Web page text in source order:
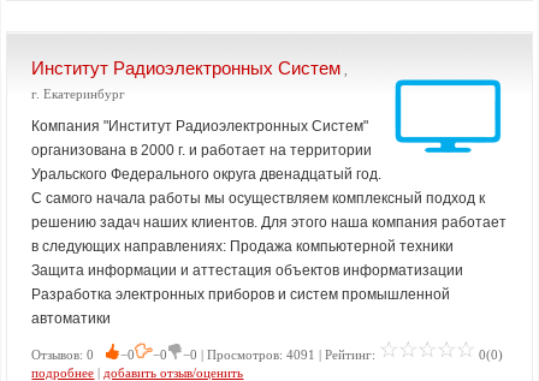
Институт Радиоэлектронных Систем
г. Екатеринбург
Компания "Институт Радиоэлектронных Систем"
организована в 2000 г. и работает на территории
Уральского Федерального округа двенадцатый год.
С самого начала работы мы осуществляем комплексный подход к
решению задач наших клиентов. Для этого наша компания работает
в следующих направлениях: Продажа компьютерной техники
Защита информации и аттестация объектов информатизации
Разработка электронных приборов и систем промышленной
автоматики
Отзывов: 0 −0 −0 −0 | Просмотров: 4091 | Рейтинг:
0(0)
подробнее | добавить отзыв/оценить